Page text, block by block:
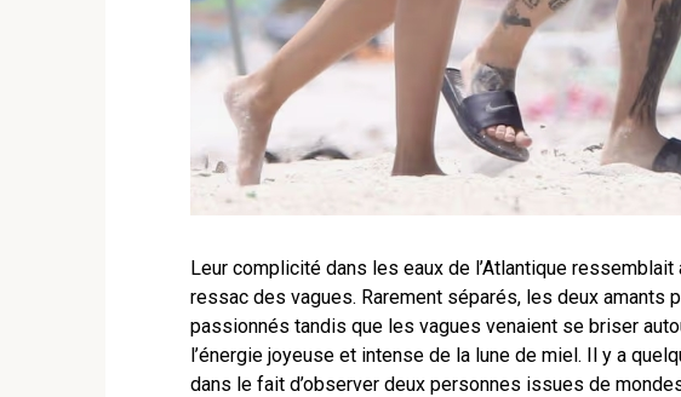
Leur complicité dans les eaux de l’Atlantique
ressac des vagues. Rarement séparés, les deux amants
passionnés tandis que les vagues venaient se briser
l’énergie joyeuse et intense de la lune de miel. Il y a
dans le fait d’observer deux personnes issues de